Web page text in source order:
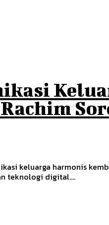
keluarga harmonis
teknologi digital....